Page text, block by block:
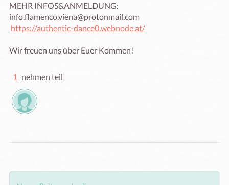
MEHR INFOS&ANMELDUNG:
info.flamenco.viena@protonmail.com
https://authentic-dance0.webnode.at/
Wir freuen uns über Euer Kommen!
1 nehmen teil